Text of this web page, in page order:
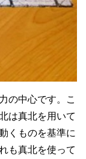
の中心です。こ
は真北を用いて
くものを基準に
も真北を使って